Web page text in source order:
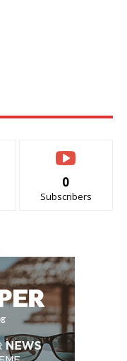
0
Subscribers